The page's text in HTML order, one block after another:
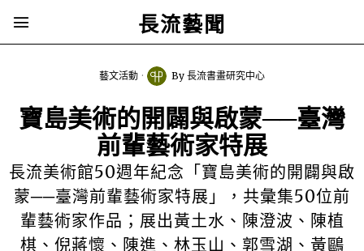
長流藝聞
藝文活動 By 長流書畫研究中心
寶島美術的開闢與啟蒙──臺灣
前輩藝術家特展
長流美術館50週年紀念「寶島美術的開闢與啟
蒙──臺灣前輩藝術家特展」，共彙集50位前
輩藝術家作品；展出黃土水、陳澄波、陳植
棋、倪蔣懷、陳進、林玉山、郭雪湖、黃鷗